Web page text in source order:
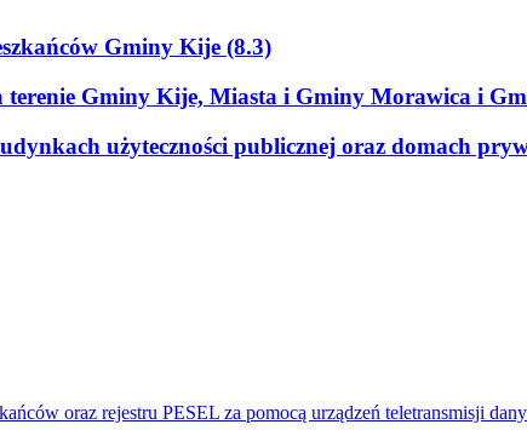
Gminy Kije (8.3)
terenie Gminy Kije, Miasta i Gminy Morawica i
użyteczności publicznej oraz domach
oraz rejestru PESEL za pomocą urządzeń teletransmisji